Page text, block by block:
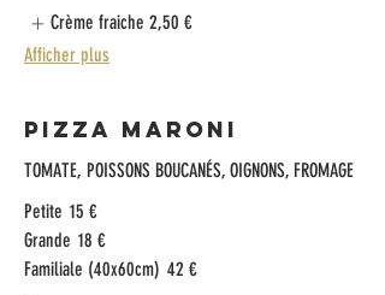
Crème fraiche 2,50 €
Afficher plus
Pizza Maroni
TOMATE, POISSONS BOUCANÉS, OIGNONS, FROMAGE
Petite 15 €
Grande 18 €
Familiale (40x60cm) 42 €